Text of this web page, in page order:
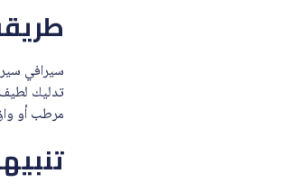
تدليك
مرطب أو